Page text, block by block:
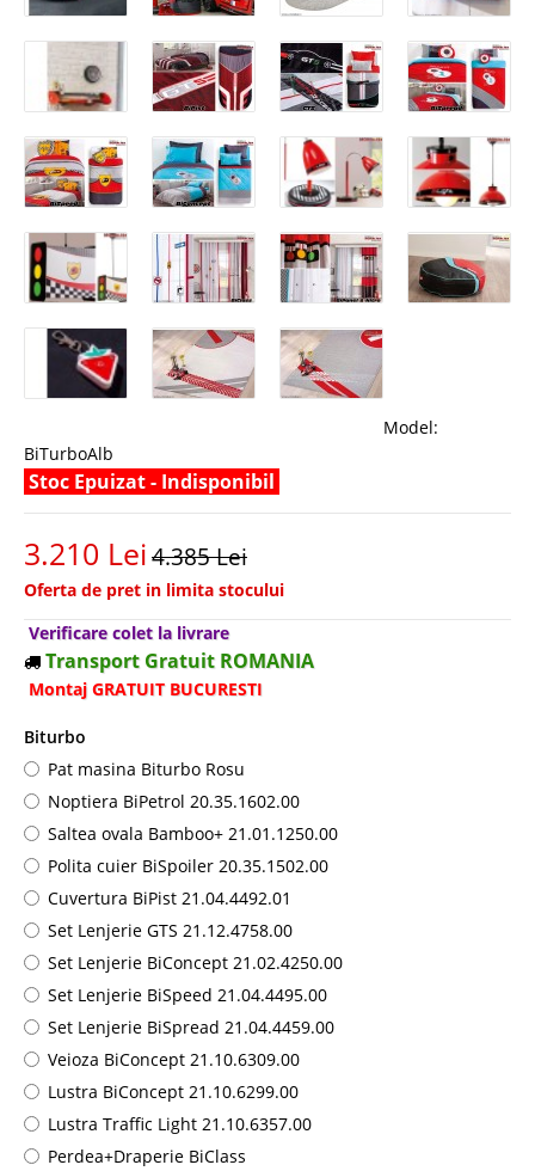
Model:
BiTurboAlb
Stoc Epuizat - Indisponibil
3.210 Lei4.385 Lei
Oferta de pret in limita stocului
Verificare colet la livrare
Transport Gratuit ROMANIA
Montaj GRATUIT BUCURESTI
Biturbo
Pat masina Biturbo Rosu
Noptiera BiPetrol 20.35.1602.00
Saltea ovala Bamboo+ 21.01.1250.00
Polita cuier BiSpoiler 20.35.1502.00
Cuvertura BiPist 21.04.4492.01
Set Lenjerie GTS 21.12.4758.00
Set Lenjerie BiConcept 21.02.4250.00
Set Lenjerie BiSpeed 21.04.4495.00
Set Lenjerie BiSpread 21.04.4459.00
Veioza BiConcept 21.10.6309.00
Lustra BiConcept 21.10.6299.00
Lustra Traffic Light 21.10.6357.00
Perdea+Draperie BiClass